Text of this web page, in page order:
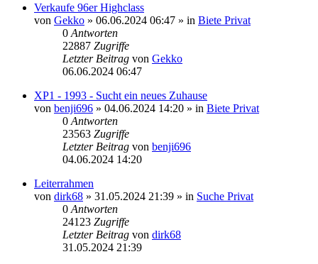
Verkaufe 96er Highclass
von Gekko » 06.06.2024 06:47 » in Biete Privat
0 Antworten
22887 Zugriffe
Letzter Beitrag von Gekko
06.06.2024 06:47
XP1 - 1993 - Sucht ein neues Zuhause
von benji696 » 04.06.2024 14:20 » in Biete Privat
0 Antworten
23563 Zugriffe
Letzter Beitrag von benji696
04.06.2024 14:20
Leiterrahmen
von dirk68 » 31.05.2024 21:39 » in Suche Privat
0 Antworten
24123 Zugriffe
Letzter Beitrag von dirk68
31.05.2024 21:39